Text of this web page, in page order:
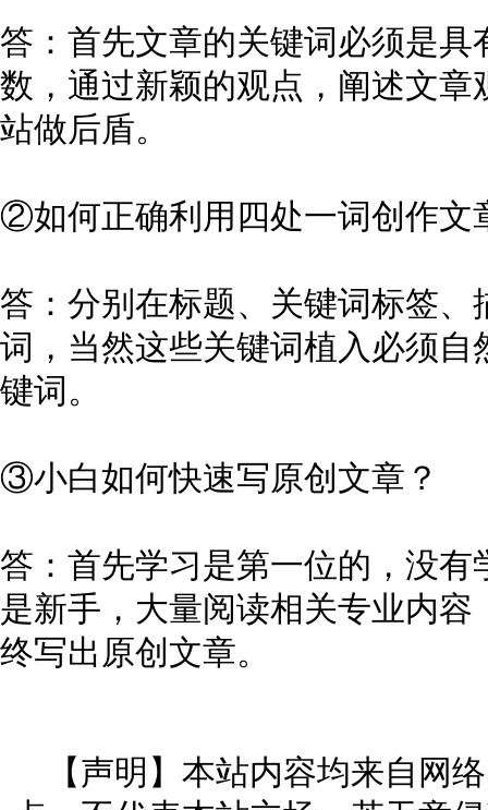
答：首先文章的关键词必须是
数，通过新颖的观点，阐述文
站做后盾。
②如何正确利用四处一词创作
答：分别在标题、关键词标签
词，当然这些关键词植入必须
键词。
③小白如何快速写原创文章？
答：首先学习是第一位的，没
是新手，大量阅读相关专业内
终写出原创文章。
【声明】本站内容均来自网